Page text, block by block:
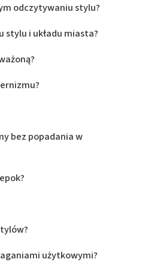
odczytywaniu stylu?
i układu miasta?
bez popadania w
użytkowymi?